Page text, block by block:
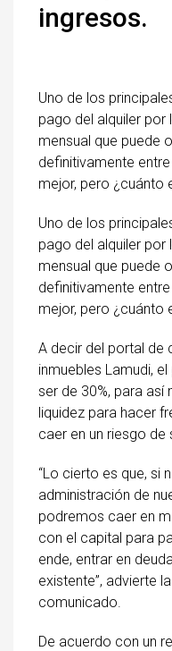
ingresos.
Uno de los
pago del alquiler
mensual que puede
definitivamente
mejor, pero ¿cuánto
Uno de los
pago del alquiler
mensual que puede
definitivamente
mejor, pero ¿cuánto
A decir del portal de
inmuebles Lamudi,
ser de 30%, para así
liquidez para hacer
caer en un riesgo de
“Lo cierto es que, si
administración de
podremos caer en
con el capital para
ende, entrar en
existente”, advierte
comunicado.
De acuerdo con un